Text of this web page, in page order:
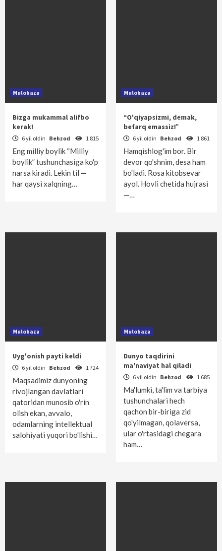
Mulohaza
Bizga mukammal alifbo
kerak!
6 yil oldin Behzod 1 815
Eng milliy boylik “Milliy
boylik” tushunchasiga ko'p
narsa kiradi. Lekin til —
har qaysi xalqning…
Mulohaza
“O'qiyapsizmi, demak,
befarq emassiz!”
6 yil oldin Behzod 1 861
Hamqishlog'im bor. Bir
devor qo'shnim, desa ham
bo'ladi. Rosa kitobsevar
ayol. Hovli chetida hujrasi
—…
Mulohaza
Uyg'onish payti keldi
6 yil oldin Behzod 1 724
Maqsadimiz dunyoning
rivojlangan davlatlari
qatoridan munosib o'rin
olish ekan, avvalo,
odamlarning intellektual
salohiyati yuqori bo'lishi…
Mulohaza
Dunyo taqdirini
ma'naviyat hal qiladi
6 yil oldin Behzod 1 685
Ma'lumki, ta'lim va tarbiya
tushunchalari hech
qachon bir-biriga zid
qo'yilmagan, qolaversa,
ular o'rtasidagi chegara
ham…